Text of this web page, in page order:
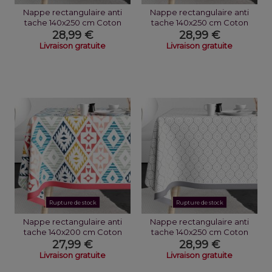
Nappe rectangulaire anti
tache 140x250 cm Coton
Lejos
28,99 €
Livraison gratuite
Nappe rectangulaire anti
tache 140x250 cm Coton
Mexica
28,99 €
Livraison gratuite
Rupture de stock
Nappe rectangulaire anti
tache 140x200 cm Coton
Mexica
27,99 €
Livraison gratuite
Rupture de stock
Nappe rectangulaire anti
tache 140x250 cm Coton
Croisea
28,99 €
Livraison gratuite